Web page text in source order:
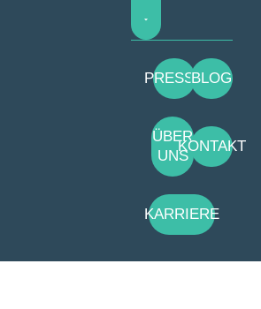
PRESSEBLOG
ÜBER
UNS
KONTAKT
KARRIERE